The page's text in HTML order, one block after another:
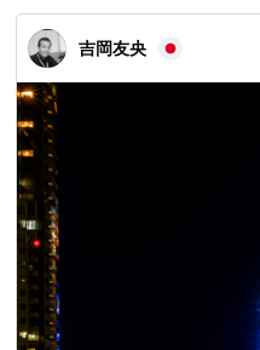
吉岡友央